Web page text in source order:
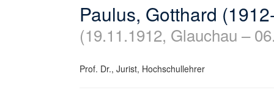
Paulus, Gotthard
(19.11.1912, Glauchau –
Prof. Dr., Jurist, Hochschullehrer